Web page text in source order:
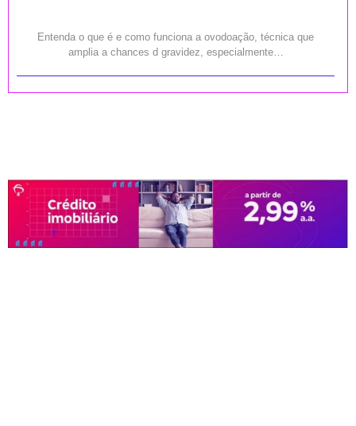
Entenda o que é e como funciona a ovodoação, técnica que
amplia a chances d gravidez, especialmente…